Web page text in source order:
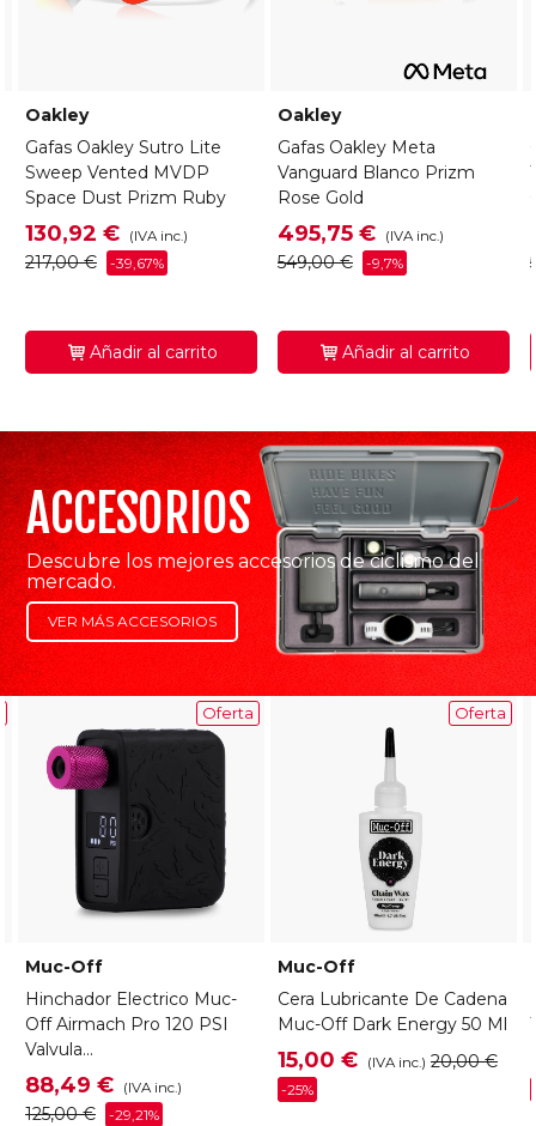
Oakley
Gafas Oakley Sutro Lite
Sweep Vented MVDP
Space Dust Prizm Ruby
130,92 € (IVA inc.)
217,00 € -39,67%
Añadir al carrito
Oakley
Gafas Oakley Meta
Vanguard Blanco Prizm
Rose Gold
495,75 € (IVA inc.)
549,00 € -9,7%
Añadir al carrito
ACCESORIOS
Descubre los mejores accesorios de ciclismo del
mercado.
VER MÁS ACCESORIOS
Oferta
Muc-Off
Hinchador Electrico Muc-
Off Airmach Pro 120 PSI
Valvula...
88,49 € (IVA inc.)
125,00 € -29,21%
Oferta
Muc-Off
Cera Lubricante De Cadena
Muc-Off Dark Energy 50 Ml
15,00 € (IVA inc.) 20,00 €
-25%